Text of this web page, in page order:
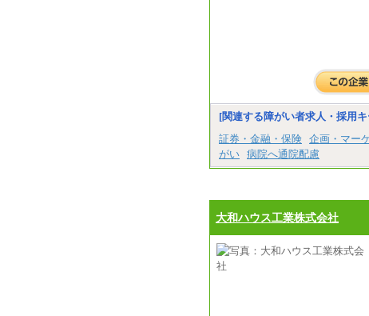
[関連する障がい者求人・採用
証券・金融・保険 企画・マー
がい 病院へ通院配慮
大和ハウス工業株式会社